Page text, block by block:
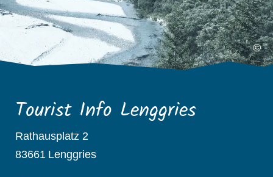
©
Tourist Info Lenggries
Rathausplatz 2
83661 Lenggries